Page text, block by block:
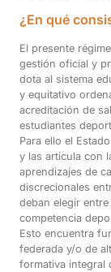
¿En qué
El presente
gestión oficial y
dota al sistema
y equitativo
acreditación de
estudiantes
Para ello el
y las articula con
aprendizajes de
discrecionales
deban elegir
competencia
Esto encuentra
federada y/o de
formativa integral